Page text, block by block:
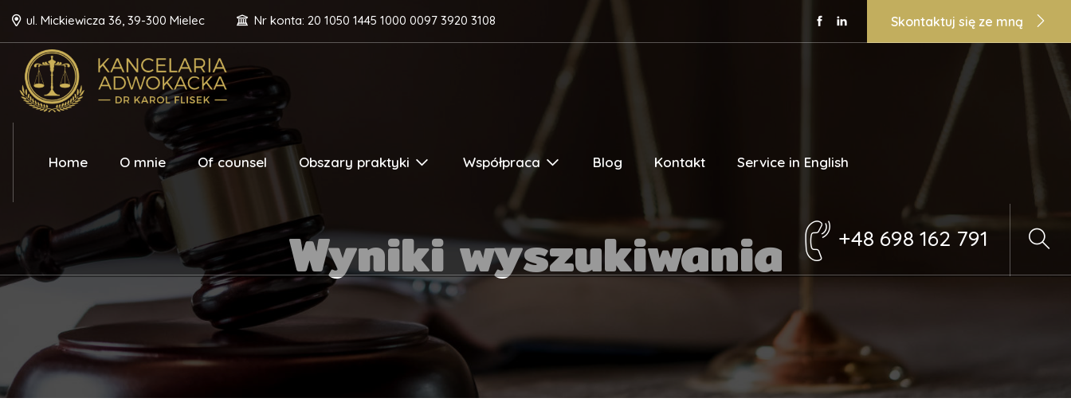
ul. Mickiewicza 36, 39-300 Mielec Nr konta: 20 1050 1445 1000 0097 3920 3108 Skontaktuj się ze mną
Home O mnie Of counsel Obszary praktyki Współpraca Blog Kontakt Service in English
+48 698 162 791
Wyniki wyszukiwania